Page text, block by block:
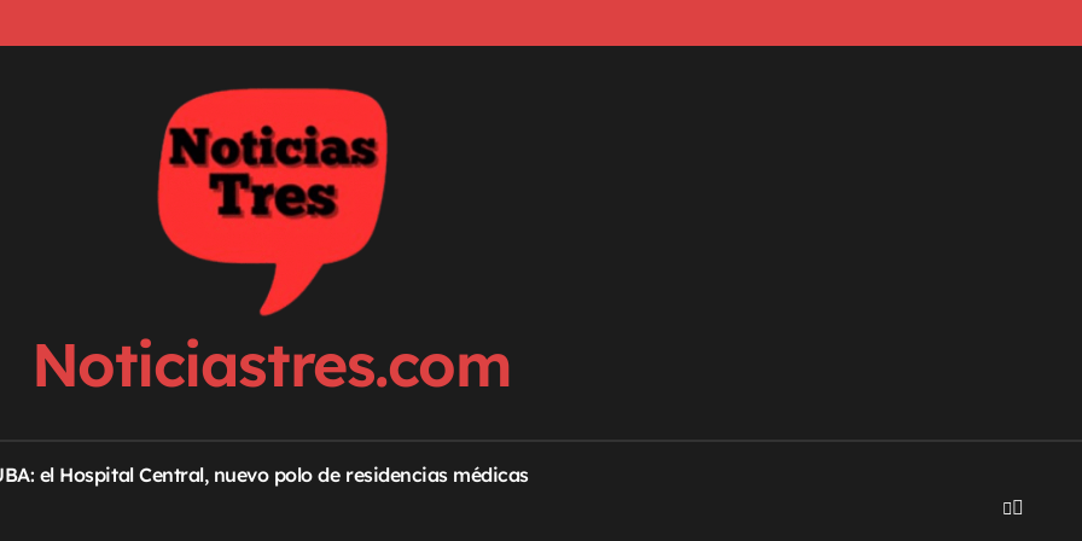
Noticiastres.com
el Hospital Central, nuevo polo de residencias médicas